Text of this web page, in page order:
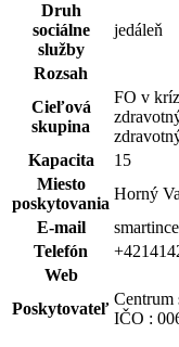
Druh
sociálne
služby
jedáleň
Rozsah
Cieľová
skupina
FO v
Kapacita
15
Miesto
poskytovania
Horný
E-mail
Telefón
Web
Poskytovateľ
Centrum
IČO :